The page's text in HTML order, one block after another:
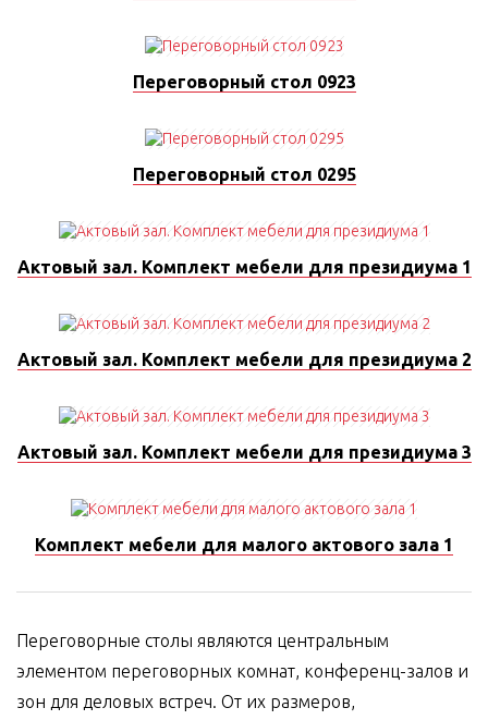
Переговорный стол 0923
Переговорный стол 0295
Актовый зал. Комплект мебели для президиума 1
Актовый зал. Комплект мебели для президиума 2
Актовый зал. Комплект мебели для президиума 3
Комплект мебели для малого актового зала 1
Переговорные столы являются центральным
элементом переговорных комнат, конференц-залов и
зон для деловых встреч. От их размеров,